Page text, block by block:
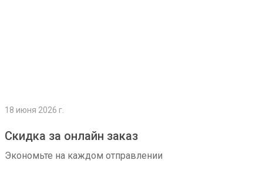
18 июня 2026 г.
Скидка за онлайн заказ
Экономьте на каждом отправлении